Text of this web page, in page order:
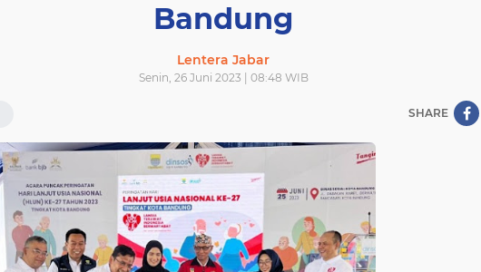
Bandung
Lentera Jabar
Senin, 26 Juni 2023 | 08:48 WIB
SHARE